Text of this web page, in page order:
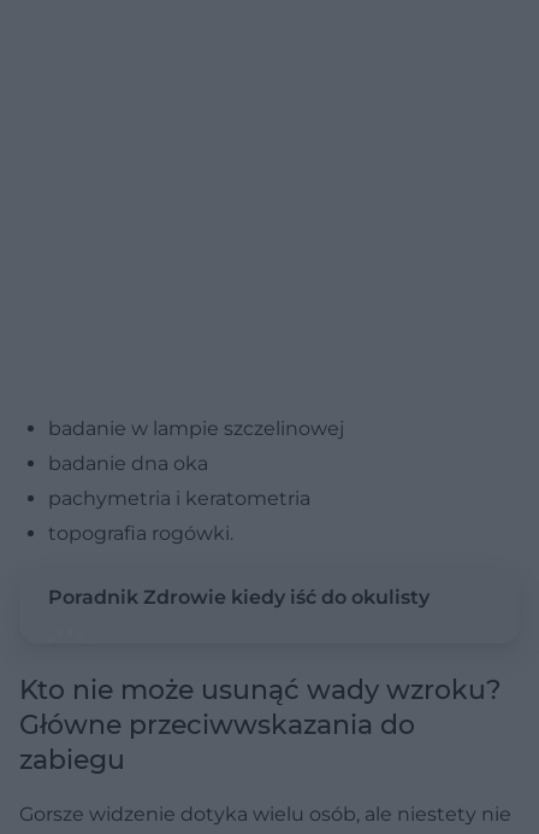
badanie w lampie szczelinowej
badanie dna oka
pachymetria i keratometria
topografia rogówki.
Poradnik Zdrowie kiedy iść do okulisty
Kto nie może usunąć wady wzroku?
Główne przeciwwskazania do
zabiegu
Gorsze widzenie dotyka wielu osób, ale niestety nie